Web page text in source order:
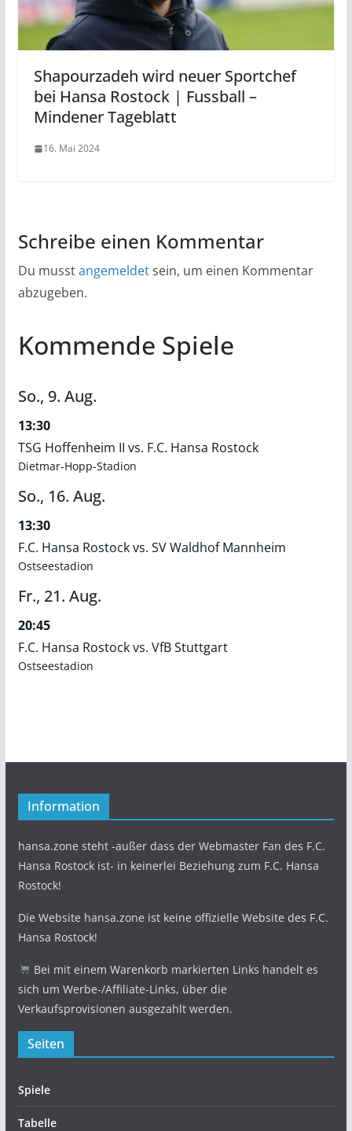
Shapourzadeh wird neuer Sportchef
bei Hansa Rostock | Fussball –
Mindener Tageblatt
16. Mai 2024
Schreibe einen Kommentar
Du musstangemeldetsein, um einen Kommentar
abzugeben.
Kommende Spiele
So., 9. Aug.
13:30
TSG Hoffenheim II vs. F.C. Hansa Rostock
Dietmar-Hopp-Stadion
So., 16. Aug.
13:30
F.C. Hansa Rostock vs. SV Waldhof Mannheim
Ostseestadion
Fr., 21. Aug.
20:45
F.C. Hansa Rostock vs. VfB Stuttgart
Ostseestadion
Information
hansa.zone steht -außer dass der Webmaster Fan des F.C.
Hansa Rostock ist- in keinerlei Beziehung zum F.C. Hansa
Rostock!
Die Website hansa.zone ist keine offizielle Website des F.C.
Hansa Rostock!
Bei mit einem Warenkorb markierten Links handelt es
sich um Werbe-/Affiliate-Links, über die
Verkaufsprovisionen ausgezahlt werden.
Seiten
Spiele
Tabelle